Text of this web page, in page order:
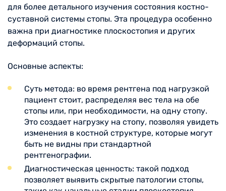
для более детального изучения состояния костно-
суставной системы стопы. Эта процедура особенно
важна при диагностике плоскостопия и других
деформаций стопы.
Основные аспекты:
Суть метода: во время рентгена под нагрузкой
пациент стоит, распределяя вес тела на обе
стопы или, при необходимости, на одну стопу.
Это создает нагрузку на стопу, позволяя увидеть
изменения в костной структуре, которые могут
быть не видны при стандартной
рентгенографии.
Диагностическая ценность: такой подход
позволяет выявить скрытые патологии стопы,